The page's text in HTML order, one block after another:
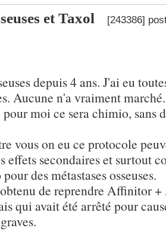
et Taxol
[243386]
depuis 4 ans. J'ai eu
Aucune n'a vraiment
moi ce sera chimio, sans
vous on eu ce protocole
effets secondaires et surtout
des métastases osseuses.
de reprendre Affinitor
qui avait été arrêté pour